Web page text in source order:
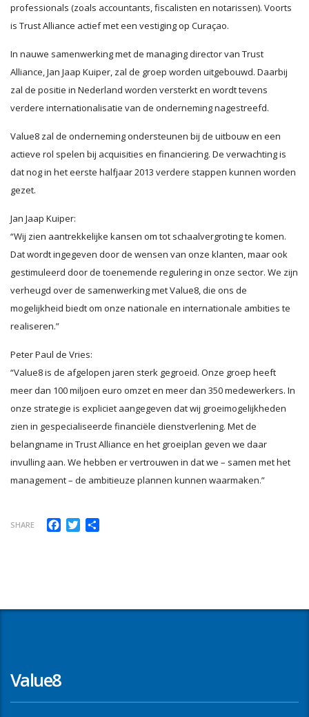
professionals (zoals accountants, fiscalisten en notarissen). Voorts
is Trust Alliance actief met een vestiging op Curaçao.
In nauwe samenwerking met de managing director van Trust
Alliance, Jan Jaap Kuiper, zal de groep worden uitgebouwd. Daarbij
zal de positie in Nederland worden versterkt en wordt tevens
verdere internationalisatie van de onderneming nagestreefd.
Value8 zal de onderneming ondersteunen bij de uitbouw en een
actieve rol spelen bij acquisities en financiering. De verwachting is
dat nog in het eerste halfjaar 2013 verdere stappen kunnen worden
gezet.
Jan Jaap Kuiper:
“Wij zien aantrekkelijke kansen om tot schaalvergroting te komen.
Dat wordt ingegeven door de wensen van onze klanten, maar ook
gestimuleerd door de toenemende regulering in onze sector. We zijn
verheugd over de samenwerking met Value8, die ons de
mogelijkheid biedt om onze nationale en internationale ambities te
realiseren.”
Peter Paul de Vries:
“Value8 is de afgelopen jaren sterk gegroeid. Onze groep heeft
meer dan 100 miljoen euro omzet en meer dan 350 medewerkers. In
onze strategie is expliciet aangegeven dat wij groeimogelijkheden
zien in gespecialiseerde financiële dienstverlening. Met de
belangname in Trust Alliance en het groeiplan geven we daar
invulling aan. We hebben er vertrouwen in dat we – samen met het
management – de ambitieuze plannen kunnen waarmaken.”
SHARE Facebook
Twitter
Value8